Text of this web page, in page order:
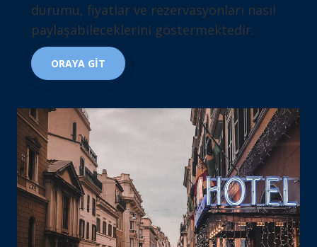
durumu, fiyatlar ve rezervasyonları nasıl
paylaşabileceklerini göstermektedir.
ORAYA GİT